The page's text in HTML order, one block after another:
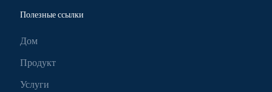
Полезные ссылки
Дом
Продукт
Услуги